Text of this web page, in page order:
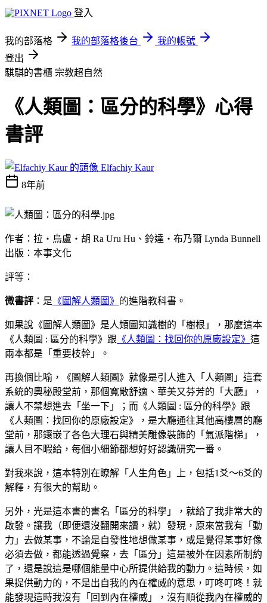
登入
我的部落格 我的部落格後台
我的帳號
登出
騏騏的書櫃 宗教超自然
《人類圖：區分的科學》心得
書評
Elfachiy Kaur
8年前
作者：拉‧烏盧‧胡 Ra Uru Hu、鈴達‧布乃爾 Lynda Bunnell
出版：本事文化
評等：
微書評 ：是 《圖解人類圖》 的進階教科書。
如果說《圖解人類圖》是人類圖知識樹的「樹根」，那麼這本
《人類圖 : 區分的科學》跟 《人類圖：找回你的原廠設定》 這
兩本都是「重要枝幹」。
再換個比喻，《圖解人類圖》就像是引人進入「人類圖」這套
系統的奧秘殿堂前，那個寬敞舒適、華美又芬芳的「大廳」，
讓人不禁想進去「坐一下」；而《人類圖 : 區分的科學》跟
《人類圖：找回你的原廠設定》，是大廳通往其他高樓層的廳
堂前，那鑲嵌了各色大理石與精美雕像裝飾的「氣派階梯」，
讓人目不暇給，每個小細節都想好好認識研究一番。
對我來說，這本特別在瞭解「人生角色」上，包括1爻～6爻的
解釋，有很大的幫助。
另外，光是這本書的書名「區分的科學」，就給了我非常大的
啟發。讓我（即便還沒翻開來讀，就）發現，原來當我有「動
力」去做某事，不論是自發性地想做某事，或是覺得某事好像
必須去做，都能透過覺察，去「區分」這是被外在因素所制約
了，還是說這是哪個能量中心所提供給我的動力。這時候，如
果提供動力的，不是出自我的內在權威的意思，叮咚叮咚！就
能發現這時我沒有「回到內在權威」，沒有順從我內在權威的